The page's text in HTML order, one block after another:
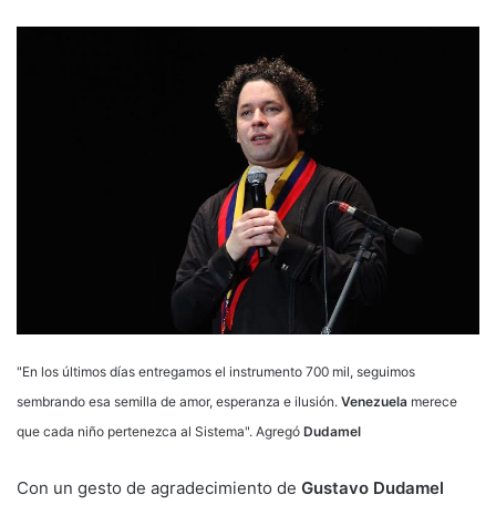
"En los últimos días entregamos el instrumento 700 mil, seguimos
sembrando esa semilla de amor, esperanza e ilusión. Venezuela merece
que cada niño pertenezca al Sistema". Agregó Dudamel
Con un gesto de agradecimiento de Gustavo Dudamel